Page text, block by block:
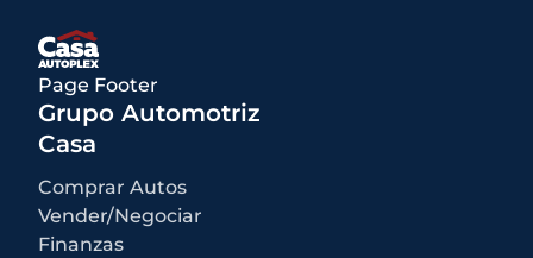
Qué está incluido
Los precios anunciados INCLUYEN opciones instaladas de fábrica,
accesorios instalados por el concesionario, MSRP, costos de
transporte de fábrica y descuentos e incentivos aplicables para los
cuales todos los consumidores califican. Pueden estar disponibles
descuentos o incentivos adicionales según la elegibilidad. Estos
incentivos y precios están sujetos a cambios según los programas
del fabricante.
Qué no está incluido
Todos los precios anunciados EXCLUYEN el equipo opcional
seleccionado por el comprador, una tarifa de documentación del
concesionario de $499 para los concesionarios de Casa Autoplex, e
impuestos estatales y locales, etiquetas, registro y tarifas de título.
Page Footer
Grupo Automotriz
Casa
Comprar Autos
Vender/Negociar
Finanzas